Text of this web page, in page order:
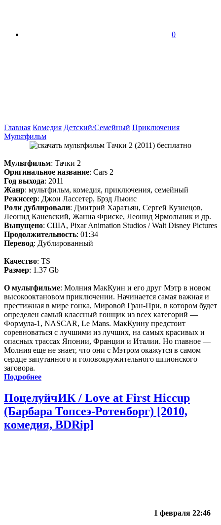
0
Главная Комедия Детский/Семейный Приключения
Мультфильм
Мультфильм: Тачки 2
Оригинальное название: Cars 2
Год выхода: 2011
Жанр: мультфильм, комедия, приключения, семейный
Режиссер: Джон Лассетер, Брэд Льюис
Роли дублировали: Дмитрий Харатьян, Сергей Кузнецов,
Леонид Каневский, Жанна Фриске, Леонид Ярмольник и др.
Выпущено: США, Pixar Animation Studios / Walt Disney Pictures
Продолжительность: 01:34
Перевод: Дублированный
Качество: TS
Размер: 1.37 Gb
О мультфильме: Молния МакКуин и его друг Мэтр в новом
высокооктановом приключении. Начинается самая важная и
престижная в мире гонка, Мировой Гран-При, в котором будет
определен самый классный гонщик из всех категорий —
Формула-1, NASCAR, Le Mans. МакКуину предстоит
соревноваться с лучшими из лучших, на самых красивых и
опасных трассах Японии, Франции и Италии. Но главное —
Молния еще не знает, что они с Мэтром окажутся в самом
сердце запутанного и головокружительного шпионского
заговора.
Подробнее
ПоцелуйчИК / Love at First Hiccup
(Барбара Топсеэ-Ротенборг) [2010,
комедия, BDRip]
1 февраля 22:46